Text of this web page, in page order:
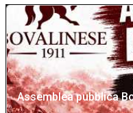
Assemblea pubblica